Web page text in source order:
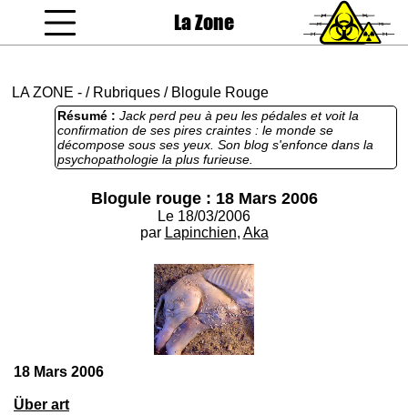
La Zone
LA ZONE - / Rubriques / Blogule Rouge
Résumé : Jack perd peu à peu les pédales et voit la
confirmation de ses pires craintes : le monde se
décompose sous ses yeux. Son blog s'enfonce dans la
psychopathologie la plus furieuse.
Blogule rouge : 18 Mars 2006
Le 18/03/2006
par Lapinchien, Aka
18 Mars 2006
Über art